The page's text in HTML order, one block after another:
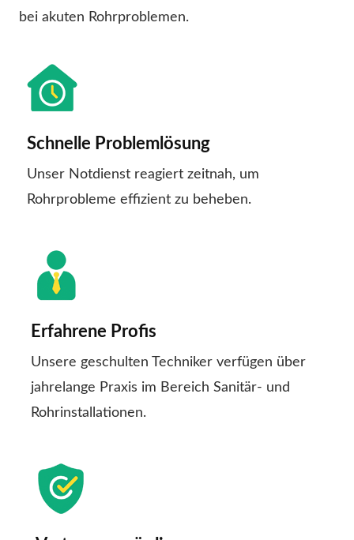
bei akuten Rohrproblemen.
Schnelle Problemlösung
Unser Notdienst reagiert zeitnah, um
Rohrprobleme effizient zu beheben.
Erfahrene Profis
Unsere geschulten Techniker verfügen über
jahrelange Praxis im Bereich Sanitär- und
Rohrinstallationen.